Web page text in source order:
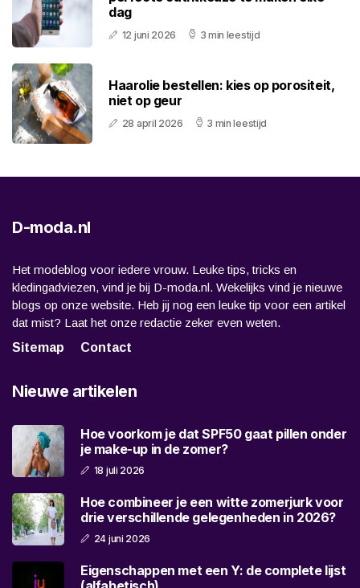
dag
12 juni 2026 3 min leestijd
Haarolie bestellen: kies op porositeit,
niet op geur
28 april 2026 3 min leestijd
D-moda.nl
Het modeblog voor iedere vrouw. Leuke tips, tricks en
kledingadviezen, vind je bij D-moda.nl. Wekelijks vind je nieuwe
blogs op onze website. Heb jij nog een leuke tip voor een artikel
dat mist? Laat het onze redactie zeker even weten.
Sitemap
Contact
Nieuwe artikelen
Hoe voorkom je dat SPF50 gaat pillen onder
je make-up in de zomer?
18 juli 2026
Hoe combineer je een witte zomerjurk voor
drie verschillende gelegenheden in 2026?
24 juni 2026
Eigenschappen met een Y: de complete lijst